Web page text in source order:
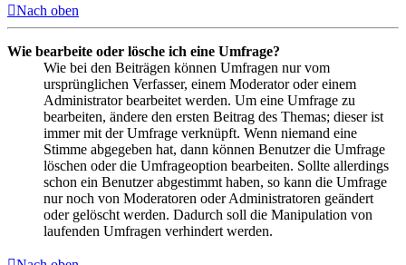
Nach oben
Wie bearbeite oder lösche ich eine Umfrage?
Wie bei den Beiträgen können Umfragen nur vom
ursprünglichen Verfasser, einem Moderator oder einem
Administrator bearbeitet werden. Um eine Umfrage zu
bearbeiten, ändere den ersten Beitrag des Themas; dieser ist
immer mit der Umfrage verknüpft. Wenn niemand eine
Stimme abgegeben hat, dann können Benutzer die Umfrage
löschen oder die Umfrageoption bearbeiten. Sollte allerdings
schon ein Benutzer abgestimmt haben, so kann die Umfrage
nur noch von Moderatoren oder Administratoren geändert
oder gelöscht werden. Dadurch soll die Manipulation von
laufenden Umfragen verhindert werden.